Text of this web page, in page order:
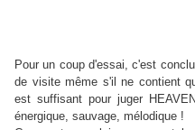
Pour un coup d'essai, c'est
de visite même s'il ne contient
est suffisant pour juger
énergique, sauvage, mélodique !